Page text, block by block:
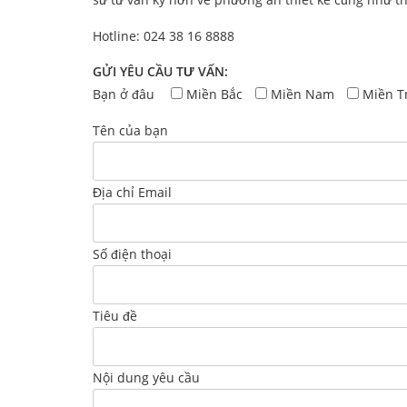
Hotline: 024 38 16 8888
GỬI YÊU CẦU TƯ VẤN:
Bạn ở đâu
Miền Bắc Miền Nam Miền
Tên của bạn
Địa chỉ Email
Số điện thoại
Tiêu đề
Nội dung yêu cầu